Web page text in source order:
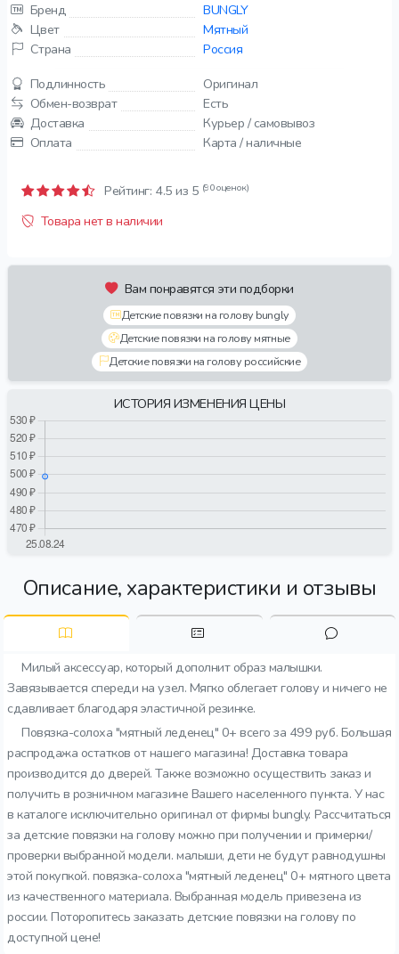
Бренд
BUNGLY
Цвет
Мятный
Страна
Россия
Подлинность
Оригинал
Обмен-возврат
Есть
Доставка
Курьер / самовывоз
Оплата
Карта / наличные
Рейтинг: 4.5 из 5 (90 оценок)
Товара нет в наличии
Вам понравятся эти подборки
Детские повязки на голову bungly
Детские повязки на голову мятные
Детские повязки на голову российские
ИСТОРИЯ ИЗМЕНЕНИЯ ЦЕНЫ
Описание, характеристики и отзывы
Милый аксессуар, который дополнит образ малышки.
Завязывается спереди на узел. Мягко облегает голову и ничего не
сдавливает благодаря эластичной резинке.
Повязка-солоха "мятный леденец" 0+ всего за 499 руб. Большая
распродажа остатков от нашего магазина! Доставка товара
производится до дверей. Также возможно осуществить заказ и
получить в розничном магазине Вашего населенного пункта. У нас
в каталоге исключительно оригинал от фирмы bungly. Рассчитаться
за детские повязки на голову можно при получении и примерки/
проверки выбранной модели. малыши, дети не будут равнодушны
этой покупкой. повязка-солоха "мятный леденец" 0+ мятного цвета
из качественного материала. Выбранная модель привезена из
россии. Поторопитесь заказать детские повязки на голову по
доступной цене!